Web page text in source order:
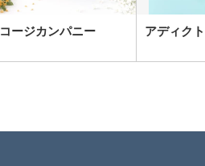
コージカンパニー アディクト